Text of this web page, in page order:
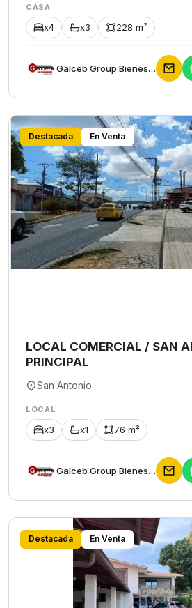
CASA
x4 x3 228 m²
Galceb Group Bienes Raices
Destacada En Venta
LOCAL COMERCIAL / SAN
PRINCIPAL
San Antonio
LOCAL
x3 x1 76 m²
Galceb Group Bienes Raices
Destacada En Venta